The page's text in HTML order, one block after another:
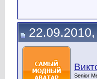
22.09.2010,
Senior